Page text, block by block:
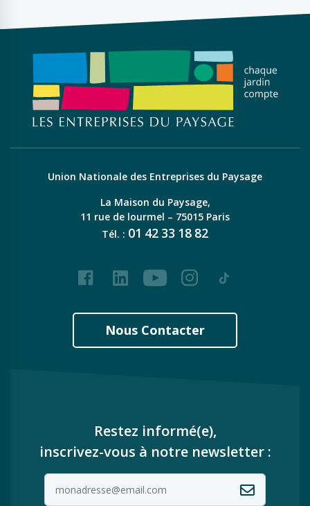
Union Nationale des Entreprises du Paysage
La Maison du Paysage,
11 rue de lourmel – 75015 Paris
Tél. : 01 42 33 18 82
FacebookLinkedInYoutubeInstagram
Tiktok
Nous Contacter
Restez informé(e),
inscrivez-vous à notre newsletter :